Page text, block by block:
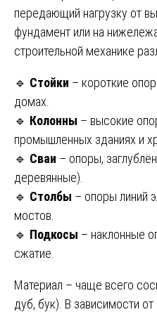
передающий нагрузку от
фундамент или на
строительной механике
🔹 Стойки – короткие
домах.
🔹 Колонны – высокие
промышленных зданиях и
🔹 Сваи – опоры,
деревянные).
🔹 Столбы – опоры линий
мостов.
🔹 Подкосы – наклонные
сжатие.
Материал – чаще всего
дуб, бук). В зависимости